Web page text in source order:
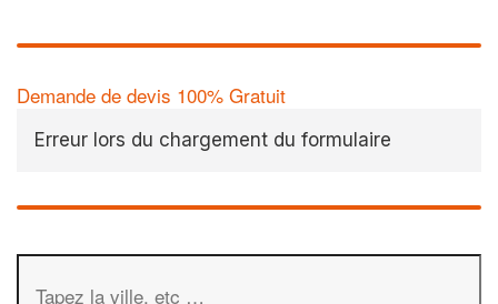
Demande de devis 100% Gratuit
Erreur lors du chargement du formulaire